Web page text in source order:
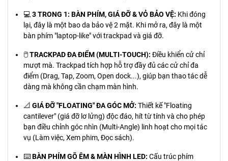
💻 3 TRONG 1: BÀN PHÍM, GIÁ ĐỠ & VỎ BẢO VỆ: Khi đóng
lại, đây là một bao da bảo vệ 2 mặt. Khi mở ra, đây là một
bàn phím "laptop-like" với trackpad và giá đỡ.
🖱️TRACKPAD ĐA ĐIỂM (MULTI-TOUCH): Điều khiển cử chỉ
mượt mà. Trackpad tích hợp hỗ trợ đầy đủ các cử chỉ đa
điểm (Drag, Tap, Zoom, Open dock...), giúp bạn thao tác dễ
dàng mà không cần chạm màn hình.
📐 GIÁ ĐỠ "FLOATING" ĐA GÓC MỞ: Thiết kế "Floating
cantilever" (giá đỡ lơ lửng) độc đáo, hít từ tính và cho phép
bạn điều chỉnh góc nhìn (Multi-Angle) linh hoạt cho mọi tác
vụ (Làm việc, Xem phim, Đọc sách).
⌨️BÀN PHÍM GÕ ÊM & MÀN HÌNH LED: Cấu trúc phím